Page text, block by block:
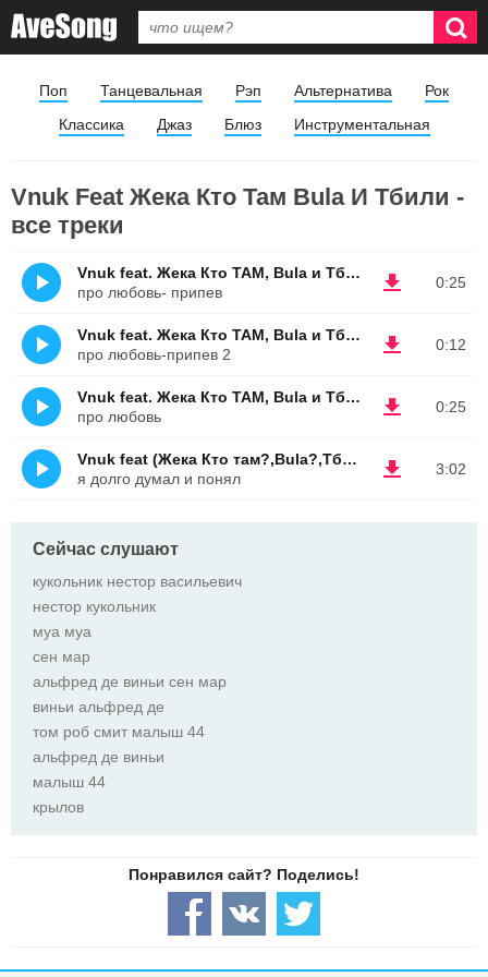
Поп Танцевальная Рэп Альтернатива
Рок
Классика
Джаз Блюз Инструментальная
Vnuk Feat Жека Кто Там Bula И Тбили -
все треки
0:25
Vnuk feat. Жека Кто ТАМ, Bula и Тбили
про любовь- припев
0:12
Vnuk feat. Жека Кто ТАМ, Bula и Тбили
про любовь-припев 2
0:25
Vnuk feat. Жека Кто ТАМ, Bula и Тбили
про любовь
3:02
Vnuk feat (Жека Кто там?,Bula?,Тбили)
я долго думал и понял
Сейчас слушают
кукольник нестор васильевич
нестор кукольник
муа муа
сен мар
альфред де виньи сен мар
виньи альфред де
том роб смит малыш 44
альфред де виньи
малыш 44
крылов